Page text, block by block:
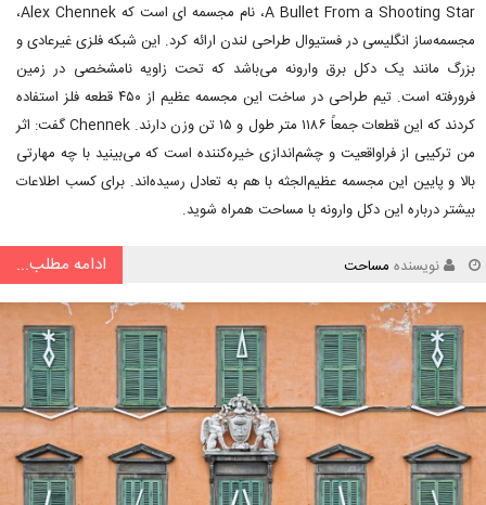
A Bullet From a Shooting Star، نام مجسمه ای است که Alex Chennek،
مجسمه‌ساز انگلیسی در فستیوال طراحی لندن ارائه کرد. این شبکه فلزی غیرعادی و
بزرگ مانند یک دکل برق وارونه می‌باشد که تحت زاویه نامشخصی در زمین
فرورفته است. تیم طراحی در ساخت این مجسمه عظیم از ۴۵۰ قطعه فلز استفاده
کردند که این قطعات جمعاً ۱۱۸۶ متر طول و ۱۵ تن وزن دارند. Chennek گفت: اثر
من ترکیبی از فراواقعیت و چشم‌اندازی خیره‌کننده است که می‌بینید با چه مهارتی
بالا و پایین این مجسمه عظیم‌الجثه با هم به تعادل رسیده‌اند. برای کسب اطلاعات
بیشتر درباره این دکل وارونه با مساحت همراه شوید.
نویسنده مساحت ادامه مطلب...